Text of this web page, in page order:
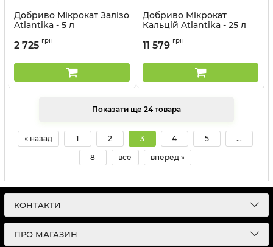
Добриво Мікрокат Залізо
Atlantika - 5 л
2 725 грн
Добриво Мікрокат
Кальцій Atlantika - 25 л
11 579 грн
Показати ще 24 товара
« назад 1 2 3 4 5 ...
8 все вперед »
КОНТАКТИ
ПРО МАГАЗИН